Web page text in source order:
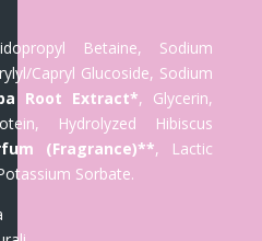
Betaine, Sodium
Capryl Glucoside, Sodium
Root Extract*, Glycerin,
Hydrolyzed Hibiscus
(Fragrance)**, Lactic
Sorbate.